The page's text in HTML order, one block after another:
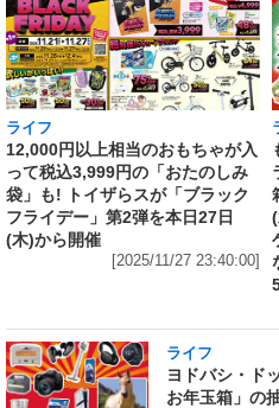
ライフ
12,000円以上相当のおもちゃが入
って税込3,999円の「おたのしみ
袋」も! トイザらスが「ブラック
フライデー」第2弾を本日27日
(木)から開催
[2025/11/27 23:40:00]
ライフ
ヨドバシ・ド
お年玉箱」の